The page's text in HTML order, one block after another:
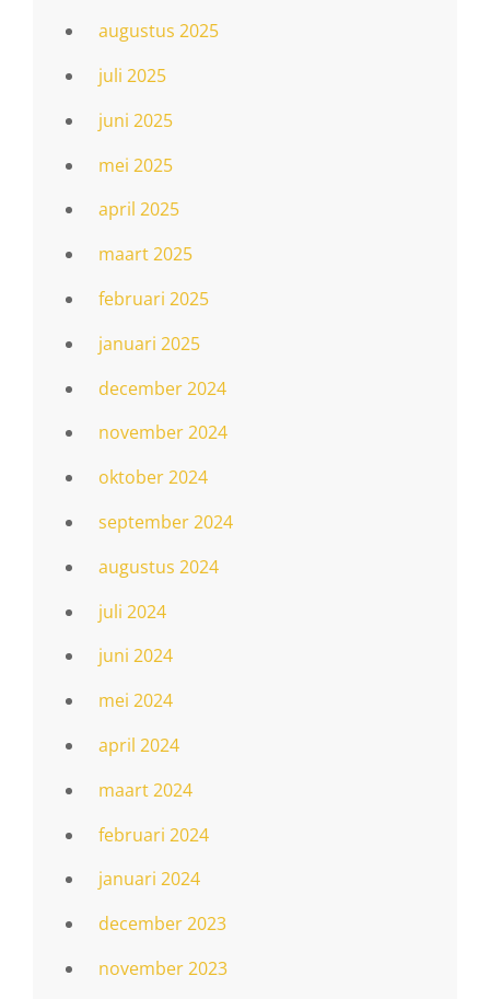
augustus 2025
juli 2025
juni 2025
mei 2025
april 2025
maart 2025
februari 2025
januari 2025
december 2024
november 2024
oktober 2024
september 2024
augustus 2024
juli 2024
juni 2024
mei 2024
april 2024
maart 2024
februari 2024
januari 2024
december 2023
november 2023